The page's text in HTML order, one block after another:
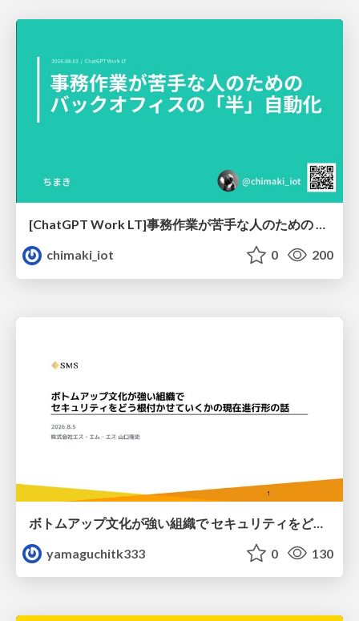
[ChatGPT Work LT]事務作業が苦手な人のための バックオフィスの「半」自動化
chimaki_iot
0 200
ボトムアップ文化が強い組織で セキュリティをどう根付かせていくかの現在進行形の話 / Making Security Stick in a Bottom-Up Organization
yamaguchitk333
0 130